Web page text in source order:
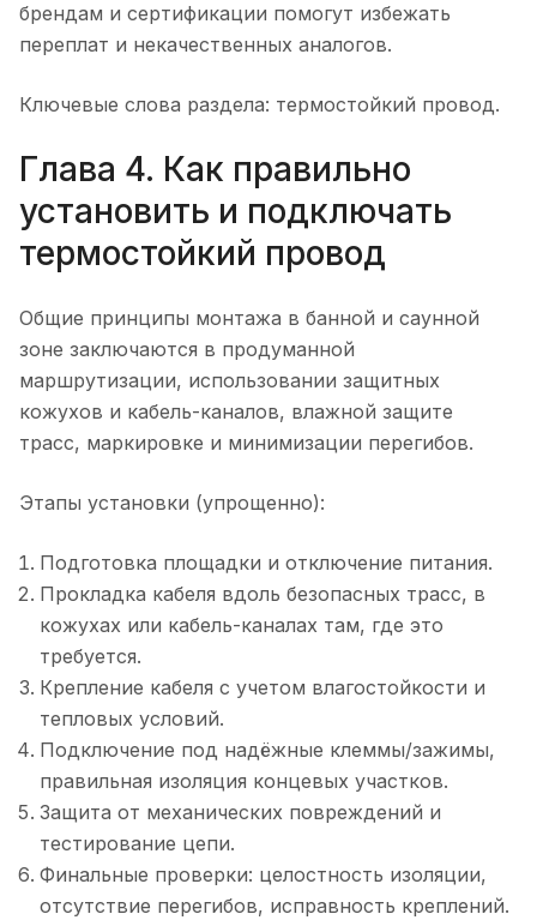
брендам и сертификации помогут избежать
переплат и некачественных аналогов.
Ключевые слова раздела: термостойкий провод.
Глава 4. Как правильно
установить и подключать
термостойкий провод
Общие принципы монтажа в банной и саунной
зоне заключаются в продуманной
маршрутизации, использовании защитных
кожухов и кабель-каналов, влажной защите
трасс, маркировке и минимизации перегибов.
Этапы установки (упрощенно):
Подготовка площадки и отключение питания.
Прокладка кабеля вдоль безопасных трасс, в
кожухах или кабель-каналах там, где это
требуется.
Крепление кабеля с учетом влагостойкости и
тепловых условий.
Подключение под надёжные клеммы/зажимы,
правильная изоляция концевых участков.
Защита от механических повреждений и
тестирование цепи.
Финальные проверки: целостность изоляции,
отсутствие перегибов, исправность креплений.